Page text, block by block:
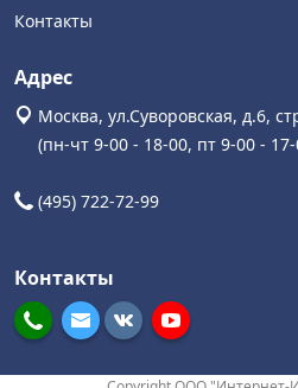
Контакты
Адрес
Москва, ул.Суворовская, д.6,
(пн-чт 9-00 - 18-00, пт 9-00 -
(495) 722-72-99
Контакты